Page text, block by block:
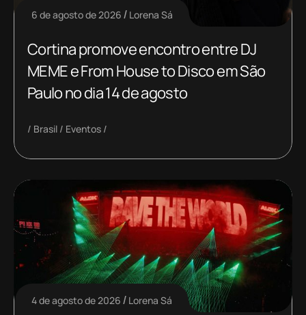
6 de agosto de 2026 Lorena Sá
Cortina promove encontro entre DJ
MEME e From House to Disco em São
Paulo no dia 14 de agosto
Brasil Eventos
4 de agosto de 2026 Lorena Sá